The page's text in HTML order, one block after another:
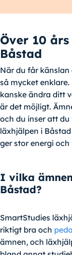
Över 10
Båstad
När du får
så mycket
kanske ändra ditt
är det möjligt.
och du inser att
läxhjälpen i
ger stor energi
I vilka
Båstad?
SmartStudies
riktigt bra och
ämnen, och